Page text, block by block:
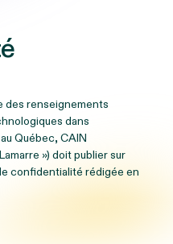
des renseignements
dans
Québec, CAIN
») doit publier sur
confidentialité rédigée en